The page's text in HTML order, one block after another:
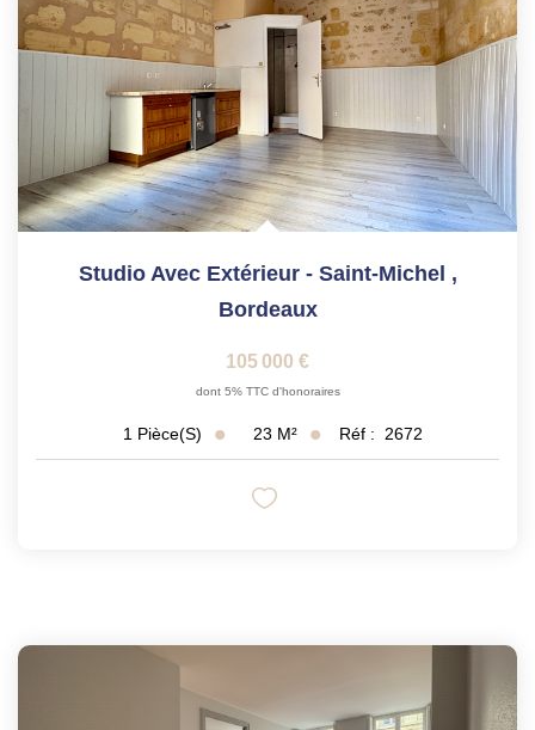
Studio Avec Extérieur - Saint-Michel ,
Bordeaux
105 000 €
dont 5% TTC d'honoraires
1 Pièce(s) 23 M² Réf : 2672